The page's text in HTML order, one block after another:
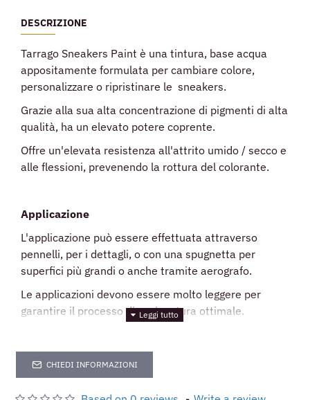
DESCRIZIONE
Tarrago Sneakers Paint è una tintura, base acqua
appositamente formulata per cambiare colore,
personalizzare o ripristinare le sneakers.
Grazie alla sua alta concentrazione di pigmenti di alta
qualità, ha un elevato potere coprente.
Offre un'elevata resistenza all'attrito umido / secco e
alle flessioni, prevenendo la rottura del colorante.
Applicazione
L'applicazione può essere effettuata attraverso
pennelli, per i dettagli, o con una spugnetta per
superfici più grandi o anche tramite aerografo.
Le applicazioni devono essere molto leggere per
garantire il processo di asciugatura ottimale.
risultato gradito.
Per ottimizzare il processo di asciugatura tra gli strati
è consigliato usufruire di un asciugacapelli o un
CHIEDI INFORMAZIONI